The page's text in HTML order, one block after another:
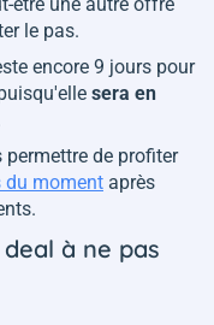
le pas.
encore 9 jours pour
sera en
de profiter
du moment après
à ne pas